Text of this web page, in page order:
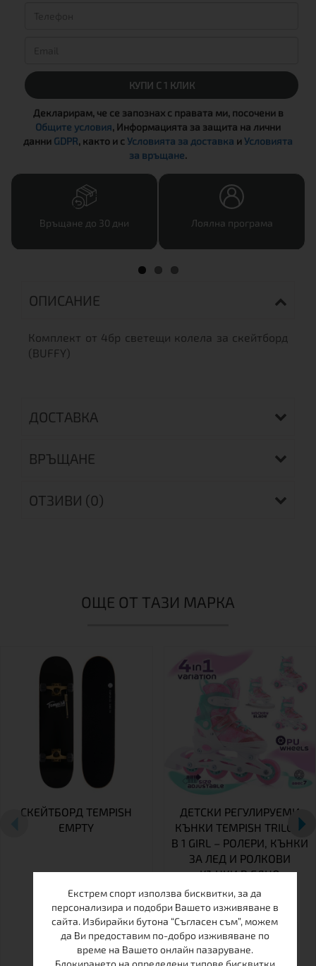
КУПИ С 1 КЛИК
Декларирам, че се запознах с правата ми, посочени в
Общите условия, Информацията за защита на лични
данни GDPR, както и сУсловията за доставка иУсловията
за връщане.
Връщане до 30 дни Лоялна програма
ОПИСАНИЕ
Комплект от 4бр светещи колела за скейтборд
(BUFFY)
ДОСТАВКА
ВРЪЩАНЕ
ОТЗИВИ (0)
ОЩЕ ОТ ТАЗИ МАРКА
СКЕЙТБОРД TEMPISH
EMPTY
ДЕТСКИ РЕГУЛИРУЕМИ
КЪНКИ TEMPISH TRILO 4
В 1 GIRL – РОЛЕРИ, КЪНКИ
ЗА ЛЕД И РОЛКОВИ
КЪНКИ В ЕДНО
26-29 30-33 34-37
Екстрем спорт използва бисквитки, за да
персонализира и подобри Вашето изживяване в
сайта. Избирайки бутона “Съгласен съм”, можем
да Ви предоставим по-добро изживяване по
време на Вашето онлайн пазаруване.
Блокирането на определени типове бисквитки